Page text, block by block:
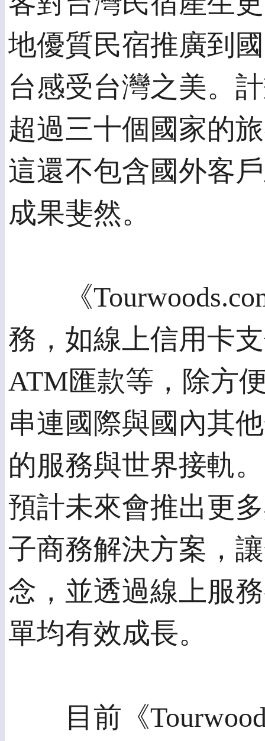
地優質民宿推廣到
台感受台灣之美。
超過三十個國家的
這還不包含國外客
成果斐然。
《
務，如線上信用卡
ATM匯款等，除方
串連國際與國內其
的服務與世界接軌。
預計未來會推出更
子商務解決方案，
念，並透過線上服
單均有效成長。
目前《